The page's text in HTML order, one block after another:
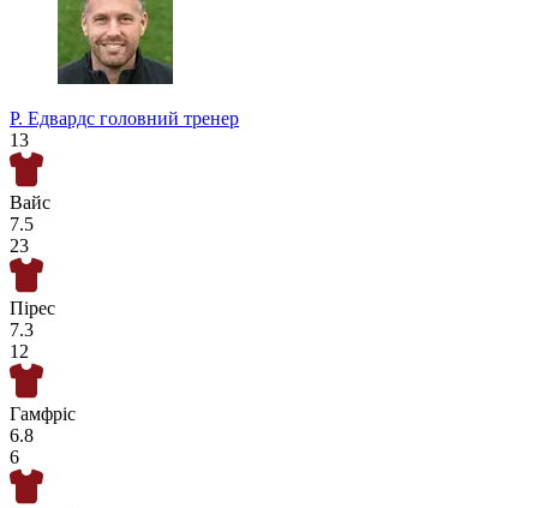
Р. Едвардс головний тренер
13
Вайс
7.5
23
Пірес
7.3
12
Гамфріс
6.8
6